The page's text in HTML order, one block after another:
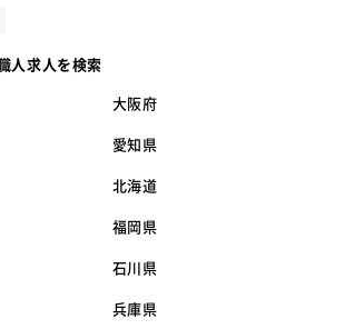
人求人を検索
大阪府
愛知県
北海道
福岡県
石川県
兵庫県